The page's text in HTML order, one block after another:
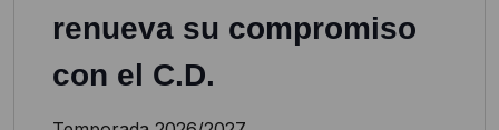
renueva su compromiso
con el C.D.